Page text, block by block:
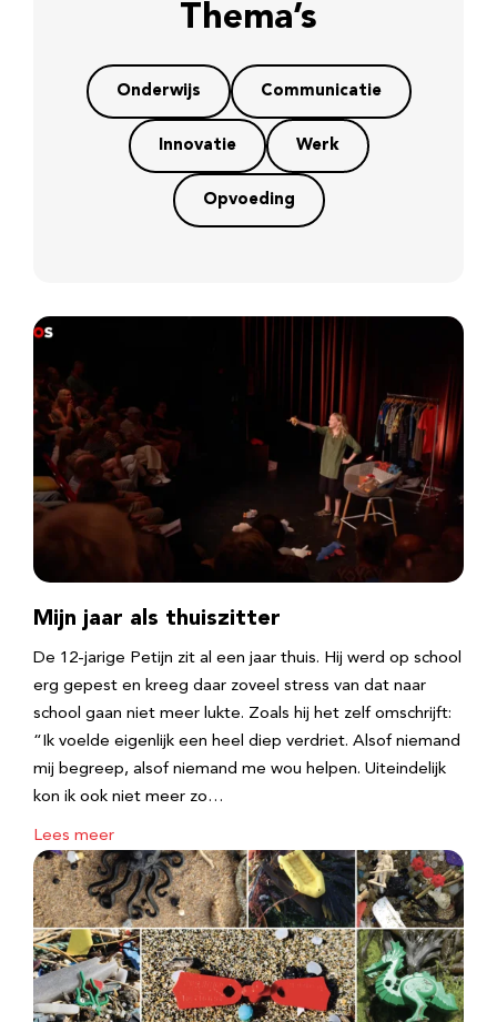
Thema’s
Onderwijs Communicatie
Innovatie Werk
Opvoeding
Mijn jaar als thuiszitter
De 12-jarige Petijn zit al een jaar thuis. Hij werd op school
erg gepest en kreeg daar zoveel stress van dat naar
school gaan niet meer lukte. Zoals hij het zelf omschrijft:
“Ik voelde eigenlijk een heel diep verdriet. Alsof niemand
mij begreep, alsof niemand me wou helpen. Uiteindelijk
kon ik ook niet meer zo…
Lees meer